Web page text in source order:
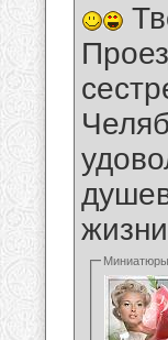
Миниатюры